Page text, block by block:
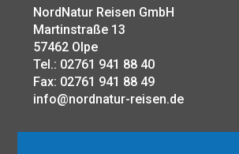
NordNatur Reisen GmbH
Martinstraße 13
57462 Olpe
Tel.: 02761 941 88 40
Fax: 02761 941 88 49
info@nordnatur-reisen.de